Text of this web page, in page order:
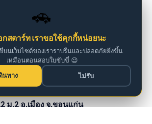
🚗
สตาร์ท เราขอใช้คุกกี้หน่อยนะ
บนเว็บไซต์ของเราราบรื่นและปลอดภัยยิ่งขึ้น
เหมือนตอนสอบใบขับขี่ 😉
นทาง
ไม่รับ
ม.2 อ.เมือง จ.ขอนแก่น